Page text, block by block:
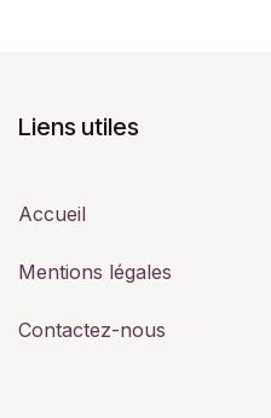
Liens utiles
Accueil
Mentions légales
Contactez-nous